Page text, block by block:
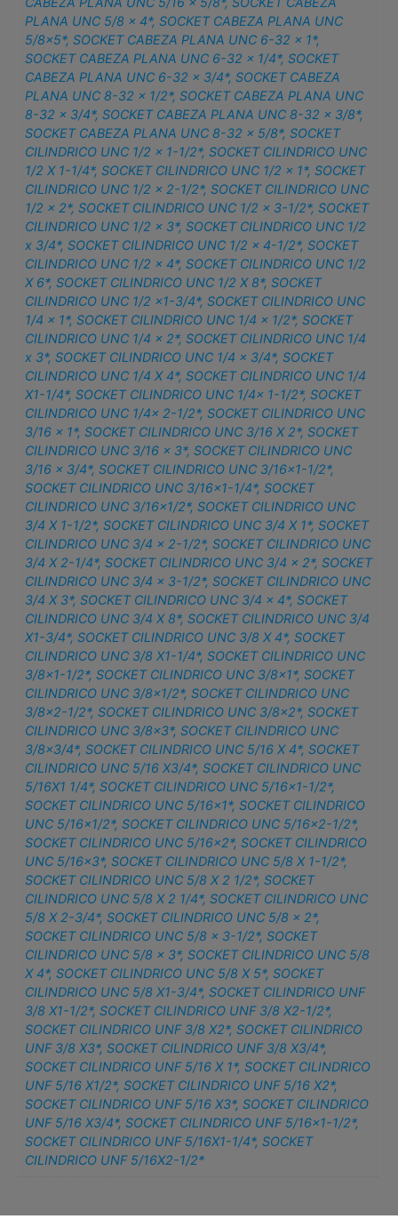
PLANA UNC 5/8 x 4*,SOCKET CABEZA PLANA UNC
5/8×5*,SOCKET CABEZA PLANA UNC 6-32 x 1*,
SOCKET CABEZA PLANA UNC 6-32 x 1/4*,SOCKET
CABEZA PLANA UNC 6-32 x 3/4*,SOCKET CABEZA
PLANA UNC 8-32 x 1/2*,SOCKET CABEZA PLANA UNC
8-32 x 3/4*,SOCKET CABEZA PLANA UNC 8-32 x 3/8*,
SOCKET CABEZA PLANA UNC 8-32 x 5/8*,SOCKET
CILINDRICO UNC 1/2 x 1-1/2*,SOCKET CILINDRICO UNC
1/2 X 1-1/4*,SOCKET CILINDRICO UNC 1/2 x 1*,SOCKET
CILINDRICO UNC 1/2 x 2-1/2*,SOCKET CILINDRICO UNC
1/2 x 2*,SOCKET CILINDRICO UNC 1/2 x 3-1/2*,SOCKET
CILINDRICO UNC 1/2 x 3*,SOCKET CILINDRICO UNC 1/2
x 3/4*,SOCKET CILINDRICO UNC 1/2 x 4-1/2*,SOCKET
CILINDRICO UNC 1/2 x 4*,SOCKET CILINDRICO UNC 1/2
X 6*,SOCKET CILINDRICO UNC 1/2 X 8*,SOCKET
CILINDRICO UNC 1/2 x1-3/4*,SOCKET CILINDRICO UNC
1/4 x 1*,SOCKET CILINDRICO UNC 1/4 x 1/2*,SOCKET
CILINDRICO UNC 1/4 x 2*,SOCKET CILINDRICO UNC 1/4
x 3*,SOCKET CILINDRICO UNC 1/4 x 3/4*,SOCKET
CILINDRICO UNC 1/4 X 4*,SOCKET CILINDRICO UNC 1/4
X1-1/4*,SOCKET CILINDRICO UNC 1/4x 1-1/2*,SOCKET
CILINDRICO UNC 1/4x 2-1/2*,SOCKET CILINDRICO UNC
3/16 x 1*,SOCKET CILINDRICO UNC 3/16 X 2*,SOCKET
CILINDRICO UNC 3/16 x 3*,SOCKET CILINDRICO UNC
3/16 x 3/4*,SOCKET CILINDRICO UNC 3/16×1-1/2*,
SOCKET CILINDRICO UNC 3/16×1-1/4*,SOCKET
CILINDRICO UNC 3/16×1/2*,SOCKET CILINDRICO UNC
3/4 X 1-1/2*,SOCKET CILINDRICO UNC 3/4 X 1*,SOCKET
CILINDRICO UNC 3/4 x 2-1/2*,SOCKET CILINDRICO UNC
3/4 X 2-1/4*,SOCKET CILINDRICO UNC 3/4 x 2*,SOCKET
CILINDRICO UNC 3/4 x 3-1/2*,SOCKET CILINDRICO UNC
3/4 X 3*,SOCKET CILINDRICO UNC 3/4 x 4*,SOCKET
CILINDRICO UNC 3/4 X 8*,SOCKET CILINDRICO UNC 3/4
X1-3/4*,SOCKET CILINDRICO UNC 3/8 X 4*,SOCKET
CILINDRICO UNC 3/8 X1-1/4*,SOCKET CILINDRICO UNC
3/8×1-1/2*,SOCKET CILINDRICO UNC 3/8×1*,SOCKET
CILINDRICO UNC 3/8×1/2*,SOCKET CILINDRICO UNC
3/8×2-1/2*,SOCKET CILINDRICO UNC 3/8×2*,SOCKET
CILINDRICO UNC 3/8×3*,SOCKET CILINDRICO UNC
3/8×3/4*,SOCKET CILINDRICO UNC 5/16 X 4*,SOCKET
CILINDRICO UNC 5/16 X3/4*,SOCKET CILINDRICO UNC
5/16X1 1/4*,SOCKET CILINDRICO UNC 5/16×1-1/2*,
SOCKET CILINDRICO UNC 5/16×1*,SOCKET CILINDRICO
UNC 5/16×1/2*,SOCKET CILINDRICO UNC 5/16×2-1/2*,
SOCKET CILINDRICO UNC 5/16×2*,SOCKET CILINDRICO
UNC 5/16×3*,SOCKET CILINDRICO UNC 5/8 X 1-1/2*,
SOCKET CILINDRICO UNC 5/8 X 2 1/2*,SOCKET
CILINDRICO UNC 5/8 X 2 1/4*,SOCKET CILINDRICO UNC
5/8 X 2-3/4*,SOCKET CILINDRICO UNC 5/8 x 2*,
SOCKET CILINDRICO UNC 5/8 x 3-1/2*,SOCKET
CILINDRICO UNC 5/8 x 3*,SOCKET CILINDRICO UNC 5/8
X 4*,SOCKET CILINDRICO UNC 5/8 X 5*,SOCKET
CILINDRICO UNC 5/8 X1-3/4*,SOCKET CILINDRICO UNF
3/8 X1-1/2*,SOCKET CILINDRICO UNF 3/8 X2-1/2*,
SOCKET CILINDRICO UNF 3/8 X2*,SOCKET CILINDRICO
UNF 3/8 X3*,SOCKET CILINDRICO UNF 3/8 X3/4*,
SOCKET CILINDRICO UNF 5/16 X 1*,SOCKET CILINDRICO
UNF 5/16 X1/2*,SOCKET CILINDRICO UNF 5/16 X2*,
SOCKET CILINDRICO UNF 5/16 X3*,SOCKET CILINDRICO
UNF 5/16 X3/4*,SOCKET CILINDRICO UNF 5/16×1-1/2*,
SOCKET CILINDRICO UNF 5/16X1-1/4*,SOCKET
CILINDRICO UNF 5/16X2-1/2*